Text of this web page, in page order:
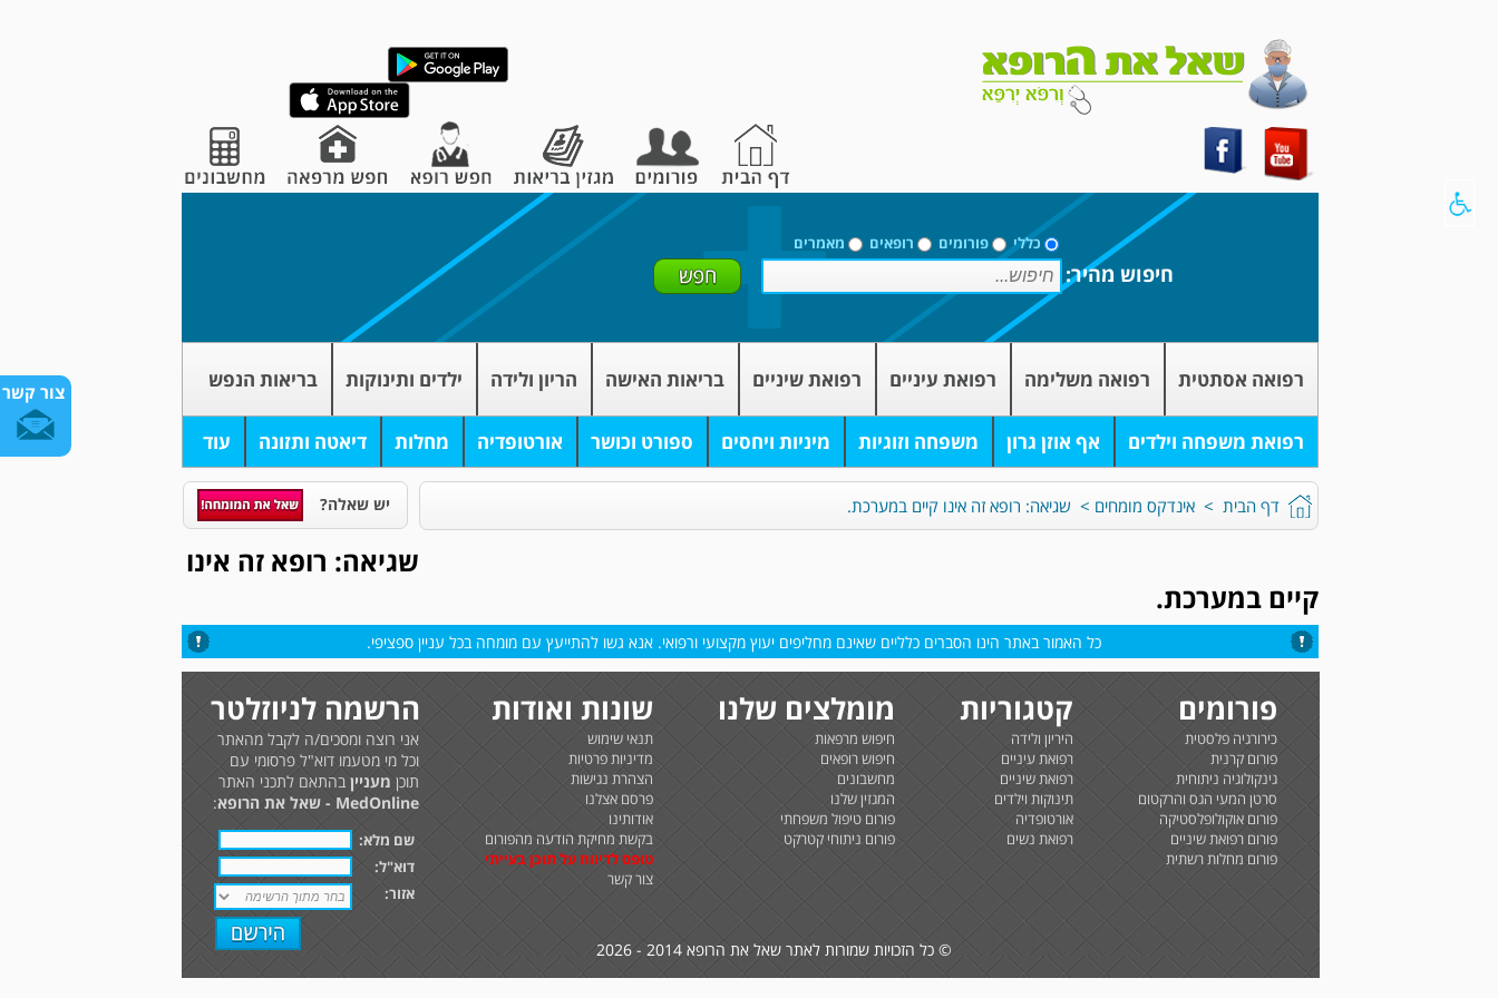
כללי פורומים רופאים מאמרים
חיפוש מהיר:
רפואה אסתטית רפואה משלימה רפואת עיניים רפואת שיניים בריאות האישה הריון ולידה ילדים ותינוקות בריאות הנפש
רפואת משפחה וילדים אף אוזן גרון משפחה וזוגיות מיניות ויחסים ספורט וכושר אורטופדיה מחלות דיאטה ותזונה עוד
דף הבית > אינדקס מומחים > שגיאה: רופא זה אינו קיים במערכת. יש שאלה?
שגיאה: רופא זה אינו
קיים במערכת.
צור קשר
כל האמור באתר הינו הסברים כלליים שאינם מחליפים יעוץ מקצועי ורפואי. אנא גשו להתייעץ עם מומחה בכל עניין ספציפי.
פורומים
כירורגיה פלסטית
פורום קרנית
גינקולוגיה ניתוחית
סרטן המעי הגס והרקטום
פורום אוקולופלסטיקה
פורום רפואת שיניים
פורום מחלות רשתית
קטגוריות
היריון ולידה
רפואת עיניים
רפואת שיניים
תינוקות וילדים
אורטופדיה
רפואת נשים
מומלצים שלנו
חיפוש מרפאות
חיפוש רופאים
מחשבונים
המגזין שלנו
פורום טיפול משפחתי
פורום ניתוחי קטרקט
שונות ואודות
תנאי שימוש
מדיניות פרטיות
הצהרת נגישות
פרסם אצלנו
אודותינו
בקשת מחיקת הודעה מהפורום
טופס לדיווח על תוכן בעייתי
צור קשר
הרשמה לניוזלטר
אני רוצה ומסכים/ה לקבל מהאתר
וכל מי מטעמו דוא"ל פרסומי עם
תוכן מעניין בהתאם לתכני האתר
MedOnline - שאל את הרופא
:
שם מלא:
דוא"ל:
אזור:
© כל הזכויות שמורות לאתר שאל את הרופא 2014 - 2026